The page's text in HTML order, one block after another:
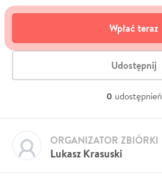
Wpłać teraz
Udostępnij
0 udostępnień
Lukasz Krasuski
ORGANIZATOR ZBIÓRKI